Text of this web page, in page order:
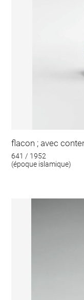
flacon ; avec
641 / 1952
(époque islamique)